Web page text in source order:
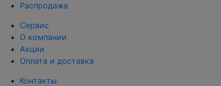
Распродажа
Сервис
О компании
Акции
Оплата и доставка
Контакты